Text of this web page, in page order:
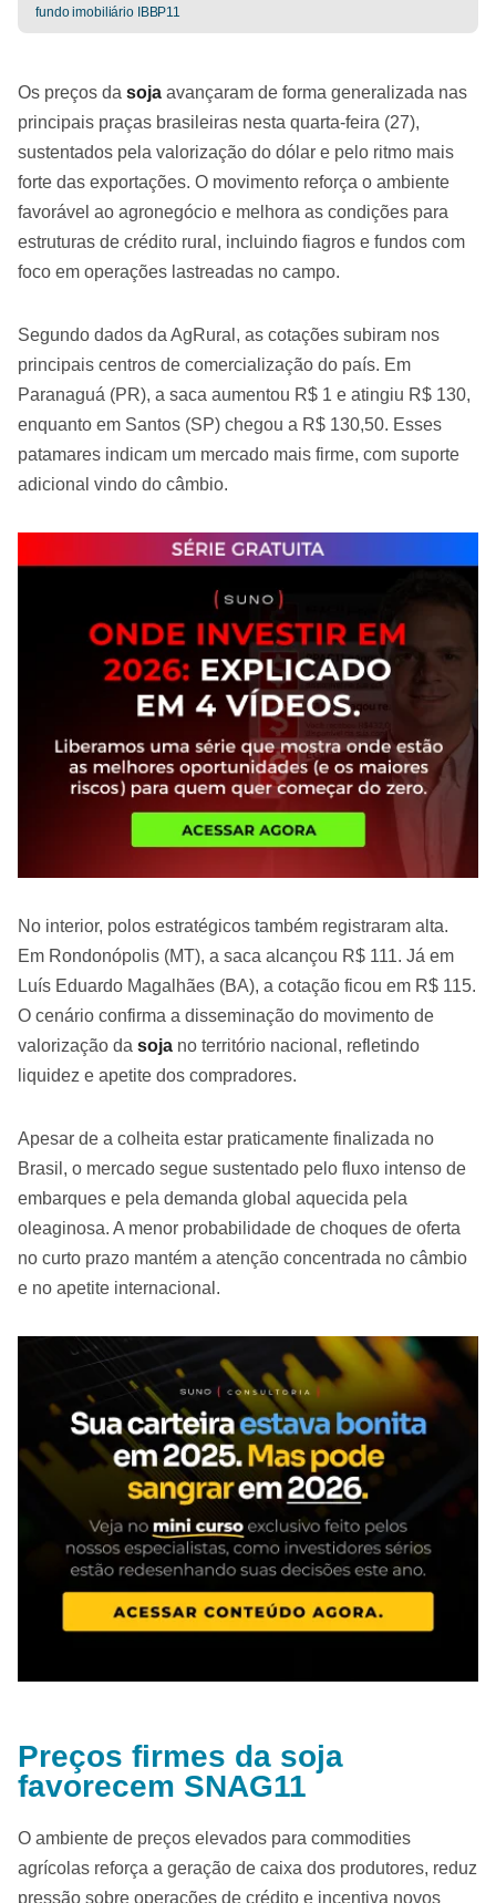
fundo imobiliário IBBP11
Os preços da soja avançaram de forma generalizada nas
principais praças brasileiras nesta quarta-feira (27),
sustentados pela valorização do dólar e pelo ritmo mais
forte das exportações. O movimento reforça o ambiente
favorável ao agronegócio e melhora as condições para
estruturas de crédito rural, incluindo fiagros e fundos com
foco em operações lastreadas no campo.
Segundo dados da AgRural, as cotações subiram nos
principais centros de comercialização do país. Em
Paranaguá (PR), a saca aumentou R$ 1 e atingiu R$ 130,
enquanto em Santos (SP) chegou a R$ 130,50. Esses
patamares indicam um mercado mais firme, com suporte
adicional vindo do câmbio.
No interior, polos estratégicos também registraram alta.
Em Rondonópolis (MT), a saca alcançou R$ 111. Já em
Luís Eduardo Magalhães (BA), a cotação ficou em R$ 115.
O cenário confirma a disseminação do movimento de
valorização da soja no território nacional, refletindo
liquidez e apetite dos compradores.
Apesar de a colheita estar praticamente finalizada no
Brasil, o mercado segue sustentado pelo fluxo intenso de
embarques e pela demanda global aquecida pela
oleaginosa. A menor probabilidade de choques de oferta
no curto prazo mantém a atenção concentrada no câmbio
e no apetite internacional.
Preços firmes da soja
favorecem SNAG11
O ambiente de preços elevados para commodities
agrícolas reforça a geração de caixa dos produtores, reduz
pressão sobre operações de crédito e incentiva novos